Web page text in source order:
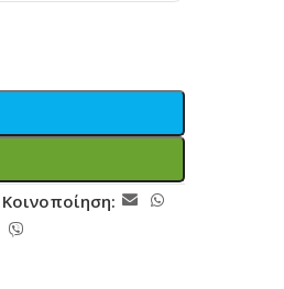
Κοινοποίηση: